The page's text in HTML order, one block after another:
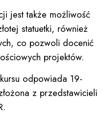
jest także możliwość
statuetki, również
co pozwoli docenić
projektów.
odpowiada 19-
z przedstawicieli